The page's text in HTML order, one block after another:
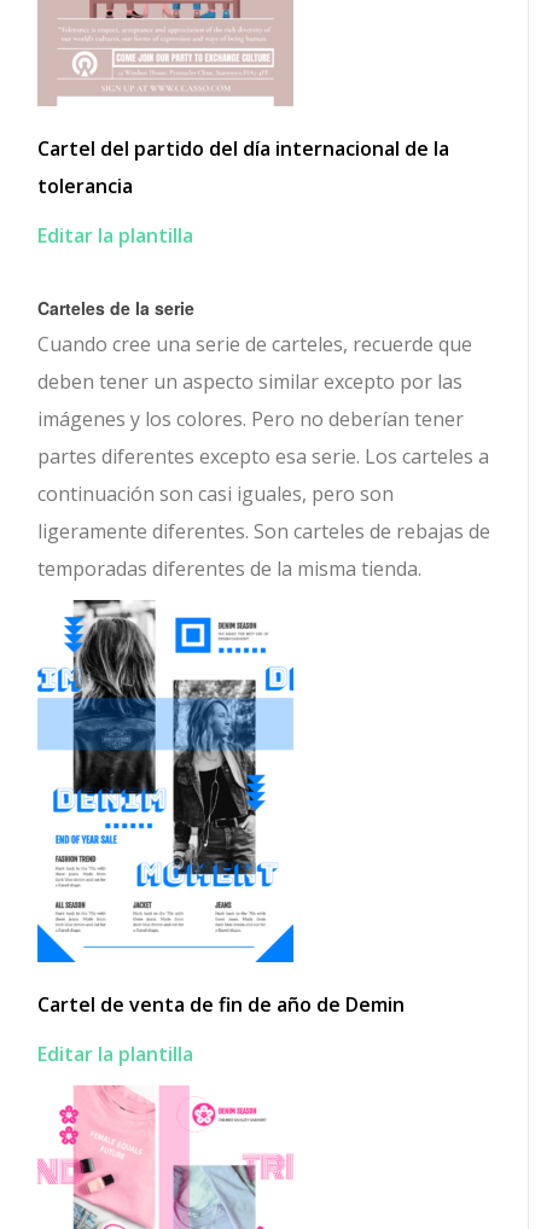
Cartel del partido del día internacional de la
tolerancia
Editar la plantilla
Carteles de la serie
Cuando cree una serie de carteles, recuerde que
deben tener un aspecto similar excepto por las
imágenes y los colores. Pero no deberían tener
partes diferentes excepto esa serie. Los carteles a
continuación son casi iguales, pero son
ligeramente diferentes. Son carteles de rebajas de
temporadas diferentes de la misma tienda.
Cartel de venta de fin de año de Demin
Editar la plantilla